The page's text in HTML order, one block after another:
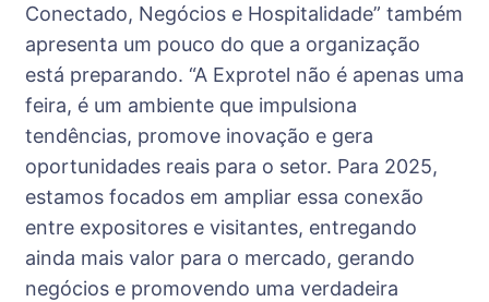
Conectado, Negócios e Hospitalidade” também
apresenta um pouco do que a organização
está preparando. “A Exprotel não é apenas uma
feira, é um ambiente que impulsiona
tendências, promove inovação e gera
oportunidades reais para o setor. Para 2025,
estamos focados em ampliar essa conexão
entre expositores e visitantes, entregando
ainda mais valor para o mercado, gerando
negócios e promovendo uma verdadeira